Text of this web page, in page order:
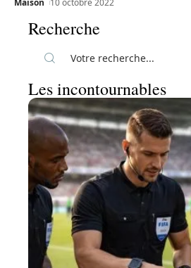
Recherche
Les incontournables